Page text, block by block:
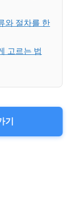
와 절차를 한
고르는 법
기